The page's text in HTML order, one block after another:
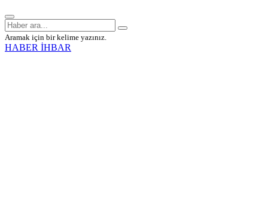
Aramak için bir kelime yazınız.
HABER İHBAR